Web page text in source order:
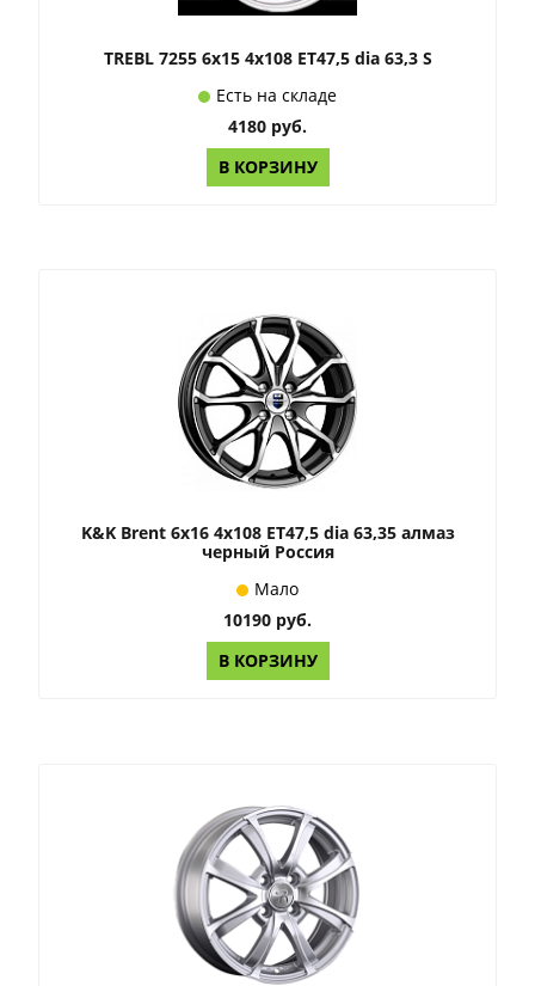
TREBL 7255 6x15 4x108 ET47,5 dia 63,3 S
Есть на складе
4180 руб.
В КОРЗИНУ
K&K Brent 6x16 4x108 ET47,5 dia 63,35 алмаз
черный Россия
Мало
10190 руб.
В КОРЗИНУ